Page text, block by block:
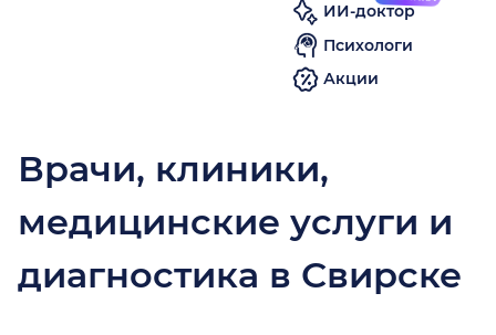
ИИ-доктор
Психологи
Акции
Врачи, клиники,
медицинские услуги и
диагностика в Свирске